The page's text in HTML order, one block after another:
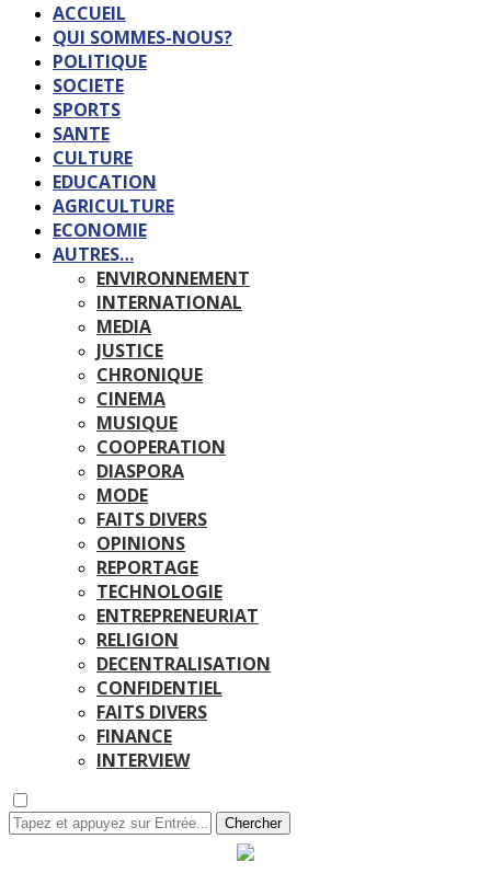
ACCUEIL
QUI SOMMES-NOUS?
POLITIQUE
SOCIETE
SPORTS
SANTE
CULTURE
EDUCATION
AGRICULTURE
ECONOMIE
AUTRES…
ENVIRONNEMENT
INTERNATIONAL
MEDIA
JUSTICE
CHRONIQUE
CINEMA
MUSIQUE
COOPERATION
DIASPORA
MODE
FAITS DIVERS
OPINIONS
REPORTAGE
TECHNOLOGIE
ENTREPRENEURIAT
RELIGION
DECENTRALISATION
CONFIDENTIEL
FAITS DIVERS
FINANCE
INTERVIEW
Chercher